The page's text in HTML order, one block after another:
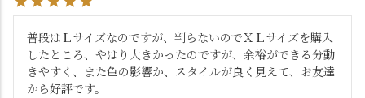
普段はＬサイズなのですが、判らないのでＸＬサイズを購入
したところ、やはり大きかったのですが、余裕ができる分動
きやすく、また色の影響か、スタイルが良く見えて、お友達
から好評です。